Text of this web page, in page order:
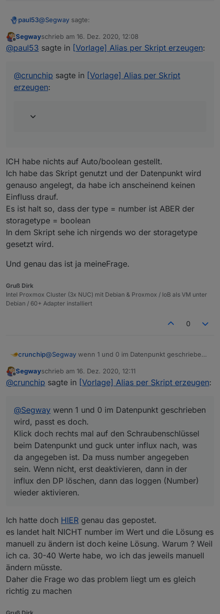
Der PR hat nichts mit Influx zu tun, sondern
Laie halt rüber.
paul53@Segway sagte:
nur Boolean Werte in die Influx schreiben kann ?
Ich verwende Influx nicht, kenne mich also auch nicht
aus.
@crunchip
Influx/Grafana nicht mehr und dir wird "no data"
angezeigt.
Offline
Segwayschrieb am 16. Dez. 2020, 12:08
zuletzt editiert von
@paul53 sagte in [Vorlage] Alias per Skript erzeugen:
@crunchip sagte in [Vorlage] Alias per Skript
erzeugen:
ICH habe nichts auf Auto/boolean gestellt.
Ich habe das Skript genutzt und der Datenpunkt wird
genauso angelegt, da habe ich anscheinend keinen
Einfluss drauf.
Es ist halt so, dass der type = number ist ABER der
storagetype = boolean
In dem Skript sehe ich nirgends wo der storagetype
gesetzt wird.
Und genau das ist ja meineFrage.
Gruß Dirk
Intel Proxmox Cluster (3x NUC) mit Debian & Proxmox / IoB als VM unter
Debian / 60+ Adapter installiert
0
crunchip@Segway wenn 1 und 0 im Datenpunkt geschrieben
Klick doch rechts mal auf den Schraubenschlüssel
beim Datenpunkt und guck unter influx nach, was da
DP löschen, dann das loggen (Number) wieder
aktivieren.
Offline
Segwayschrieb am 16. Dez. 2020, 12:11
zuletzt editiert von
@crunchip sagte in [Vorlage] Alias per Skript erzeugen:
@Segway wenn 1 und 0 im Datenpunkt geschrieben
wird, passt es doch.
Klick doch rechts mal auf den Schraubenschlüssel
beim Datenpunkt und guck unter influx nach, was
da angegeben ist. Da muss number angegeben
sein. Wenn nicht, erst deaktivieren, dann in der
influx den DP löschen, dann das loggen (Number)
wieder aktivieren.
Ich hatte doch HIER genau das gepostet.
es landet halt NICHT number im Wert und die Lösung es
manuell zu ändern ist doch keine Lösung. Warum ? Weil
ich ca. 30-40 Werte habe, wo ich das jeweils manuell
ändern müsste.
Daher die Frage wo das problem liegt um es gleich
richtig zu machen